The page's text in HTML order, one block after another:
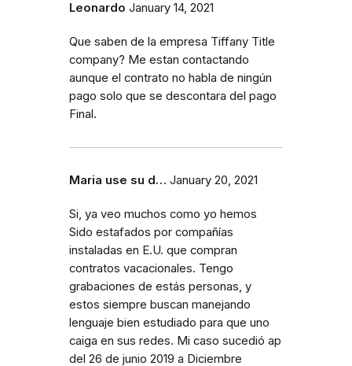
Leonardo January 14, 2021
Que saben de la empresa Tiffany Title
company? Me estan contactando
aunque el contrato no habla de ningún
pago solo que se descontara del pago
Final.
Maria use su d… January 20, 2021
Si, ya veo muchos como yo hemos
Sido estafados por compañías
instaladas en E.U. que compran
contratos vacacionales. Tengo
grabaciones de estás personas, y
estos siempre buscan manejando
lenguaje bien estudiado para que uno
caiga en sus redes. Mi caso sucedió ap
del 26 de junio 2019 a Diciembre